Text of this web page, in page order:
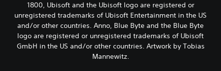
1800, Ubisoft and the Ubisoft logo are registered or
unregistered trademarks of Ubisoft Entertainment in the US
and/or other countries. Anno, Blue Byte and the Blue Byte
logo are registered or unregistered trademarks of Ubisoft
GmbH in the US and/or other countries. Artwork by Tobias
Mannewitz.